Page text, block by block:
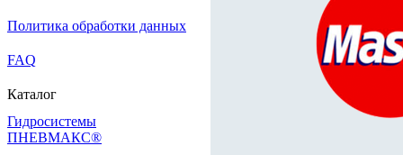
Политика обработки данных
FAQ
Каталог
Гидросистемы
ПНЕВМАКС®